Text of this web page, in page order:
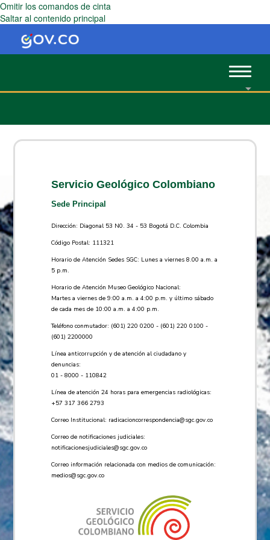
Omitir los comandos de cinta
Saltar al contenido principal
Toggle
Servicio Geológico Colombiano
Sede Principal
Dirección: Diagonal 53 N0. 34 - 53 Bogotá D.C. Colombia
Código Postal: 111321
Horario de Atención Sedes SGC: Lunes a viernes 8.00 a.m. a
5 p.m.
Horario de Atención Museo Geológico Nacional:
Martes a viernes de 9:00 a.m. a 4:00 p.m. y último sábado
de cada mes de 10:00 a.m. a 4:00 p.m.
Teléfono conmutador: (601) 220 0200 - (601) 220 0100 -
(601) 2200000
Línea anticorrupción y de atención al ciudadano y
denuncias:
01 - 8000 - 110842
Línea de atención 24 horas para emergencias radiológicas:
+57 ​317 366 2793
Correo Institucional: radicacioncorrespondencia@sgc.gov.co
Correo de notificaciones judiciales:
notificacionesjudiciales@sgc.gov.co
Correo información relacionada con medios de comunicación:
medios@sgc.gov.co